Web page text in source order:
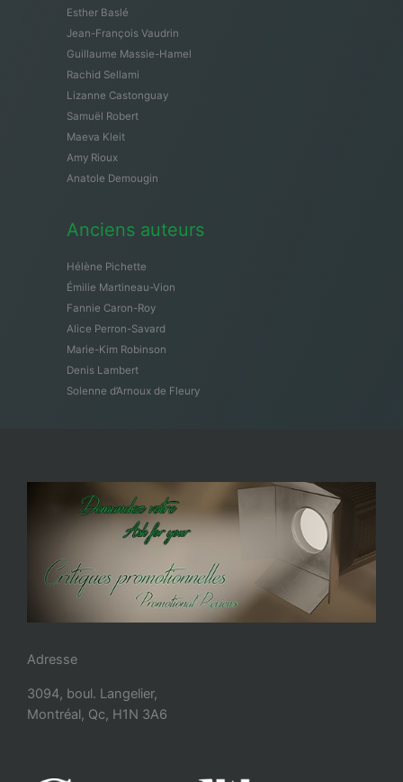
Esther Baslé
Jean-François Vaudrin
Guillaume Massie-Hamel
Rachid Sellami
Lizanne Castonguay
Samuël Robert
Maeva Kleit
Amy Rioux
Anatole Demougin
Anciens auteurs
Hélène Pichette
Émilie Martineau-Vion
Fannie Caron-Roy
Alice Perron-Savard
Marie-Kim Robinson
Denis Lambert
Solenne d’Arnoux de Fleury
Adresse
3094, boul. Langelier,
Montréal, Qc, H1N 3A6